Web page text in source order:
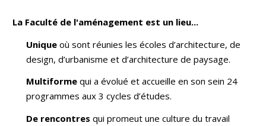
La Faculté de l'aménagement est un lieu...
Uniqueoù sont réunies les écoles d’architecture, de
design, d’urbanisme et d’architecture de paysage.
Multiforme qui a évolué et accueille en son sein 24
programmes aux 3 cycles d’études.
De rencontres qui promeut une culture du travail